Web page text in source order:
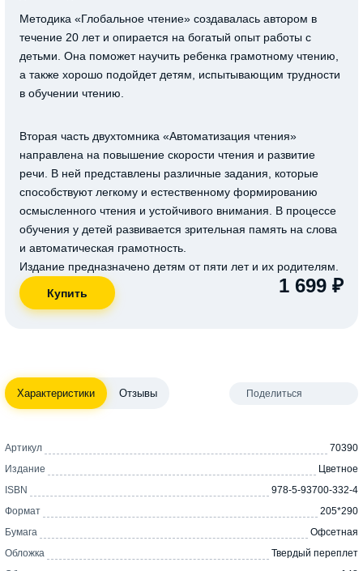
Методика «Глобальное чтение» создавалась автором в
течение 20 лет и опирается на богатый опыт работы с
детьми. Она поможет научить ребенка грамотному чтению,
а также хорошо подойдет детям, испытывающим трудности
в обучении чтению.
Вторая часть двухтомника «Автоматизация чтения»
направлена на повышение скорости чтения и развитие
речи. В ней представлены различные задания, которые
способствуют легкому и естественному формированию
осмысленного чтения и устойчивого внимания. В процессе
обучения у детей развивается зрительная память на слова
и автоматическая грамотность.
Издание предназначено детям от пяти лет и их родителям.
1 699 ₽
Характеристики Отзывы Поделиться
Артикул
70390
Издание
Цветное
ISBN
978-5-93700-332-4
Формат
205*290
Бумага
Офсетная
Обложка
Твердый переплет